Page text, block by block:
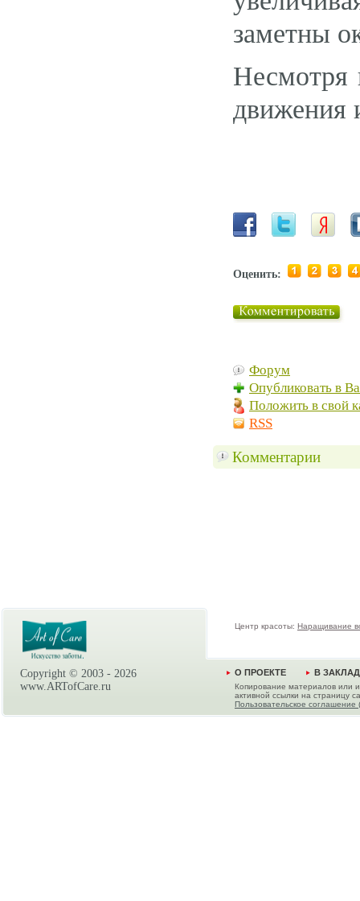
заметны
Несмотря
движения
Оценить:
Форум
Опубликовать в
Положить в свой
RSS
Комментарии
Copyright © 2003 - 2026
www.ARTofCare.ru
Центр красоты: Наращивание
О ПРОЕКТЕ В
Копирование материалов или
активной ссылки на страницу
Пользовательское